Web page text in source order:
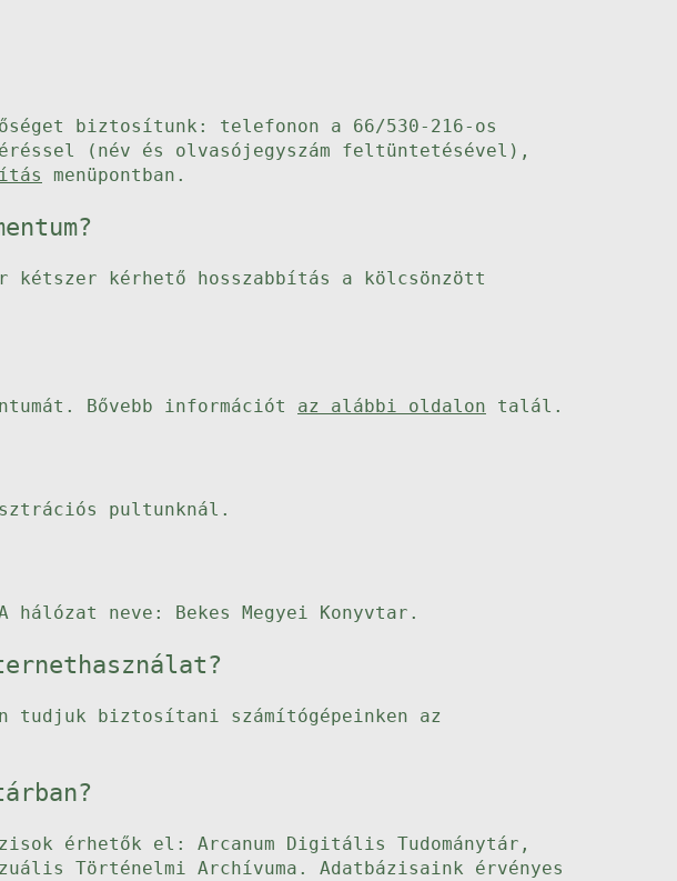
biztosítunk: telefonon a 66/530-216-os
(név és olvasójegyszám feltüntetésével),
menüpontban.
kétszer kérhető hosszabbítás a kölcsönzött
Bővebb információt az alábbi oldalon talál.
pultunknál.
neve: Bekes Megyei Konyvtar.
tudjuk biztosítani számítógépeinken az
érhetők el: Arcanum Digitális Tudománytár,
Történelmi Archívuma. Adatbázisaink érvényes